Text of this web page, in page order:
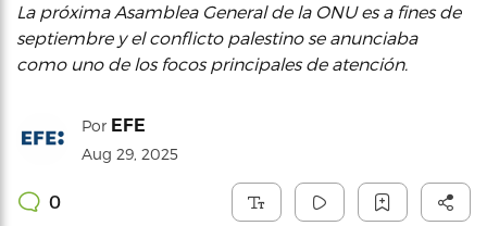
La próxima Asamblea General de la ONU es a fines de
septiembre y el conflicto palestino se anunciaba
como uno de los focos principales de atención.
Por EFE
Aug 29, 2025
0